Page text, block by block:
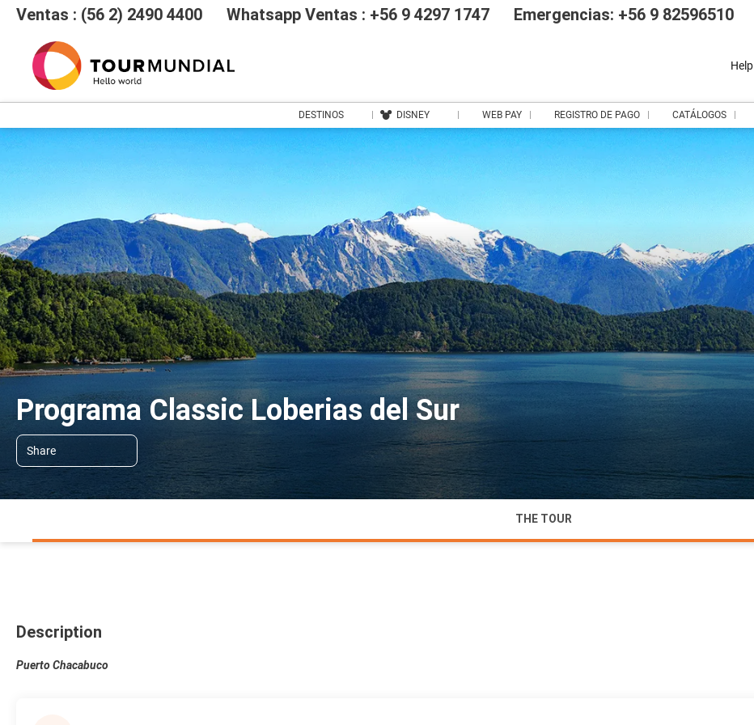
Ventas : (56 2) 2490 4400 Whatsapp Ventas : +56 9 4297 1747 Emergencias: +56 9 82596510
Help
DESTINOS DISNEY WEB PAY REGISTRO DE PAGO CATÁLOGOS
Programa Classic Loberias del Sur
Share
THE TOUR
Description
Puerto Chacabuco